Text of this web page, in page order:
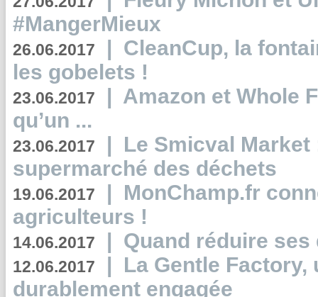
#MangerMieux
26.06.2017 | CleanCup, la
les gobelets !
23.06.2017 | Amazon et Whole
qu’un ...
23.06.2017 | Le Smicval
supermarché des déchets
19.06.2017 | MonChamp.fr
agriculteurs !
14.06.2017 | Quand réduire
12.06.2017 | La Gentle
durablement engagée